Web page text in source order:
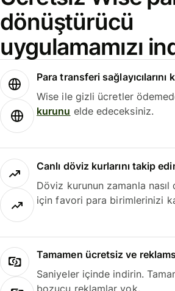
dönüştürücü
uygulamamızı
Para transferi sağlayıcılarını
Wise ile gizli ücretler
kurunu elde edeceksiniz.
Canlı döviz kurlarını takip
Döviz kurunun zamanla
için favori para birimlerinizi
Tamamen ücretsiz ve
Saniyeler içinde indirin.